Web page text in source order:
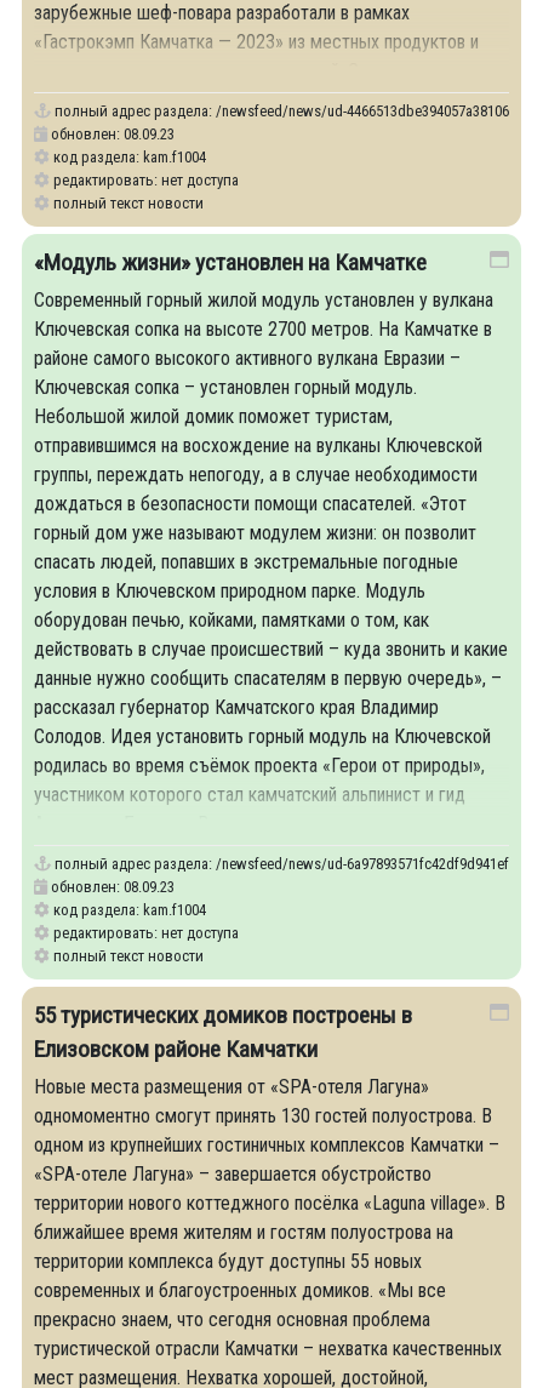
зарубежные шеф-повара разработали в рамках
«Гастрокэмп Камчатка — 2023» из местных продуктов и
полный адрес раздела: /newsfeed/news/ud-
обновлен: 08.09.23
код раздела: kam.f1004
редактировать: нет доступа
полный текст новости
«Модуль жизни» установлен на Камчатке
Современный горный жилой модуль установлен у вулкана
Ключевская сопка на высоте 2700 метров. На Камчатке в
районе самого высокого активного вулкана Евразии –
Ключевская сопка – установлен горный модуль.
Небольшой жилой домик поможет туристам,
отправившимся на восхождение на вулканы Ключевской
группы, переждать непогоду, а в случае необходимости
дождаться в безопасности помощи спасателей. «Этот
горный дом уже называют модулем жизни: он позволит
спасать людей, попавших в экстремальные погодные
условия в Ключевском природном парке. Модуль
оборудован печью, койками, памятками о том, как
действовать в случае происшествий – куда звонить и какие
данные нужно сообщить спасателям в первую очередь», –
рассказал губернатор Камчатского края Владимир
Солодов. Идея установить горный модуль на Ключевской
родилась во время съёмок проекта «Герои от природы»,
участником которого стал камчатский альпинист и гид
полный адрес раздела: /newsfeed/news/ud-
обновлен: 08.09.23
код раздела: kam.f1004
редактировать: нет доступа
полный текст новости
55 туристических домиков построены в
Елизовском районе Камчатки
Новые места размещения от «SPA-отеля Лагуна»
одномоментно смогут принять 130 гостей полуострова. В
одном из крупнейших гостиничных комплексов Камчатки –
«SPA-отеле Лагуна» – завершается обустройство
территории нового коттеджного посёлка «Laguna village». В
ближайшее время жителям и гостям полуострова на
территории комплекса будут доступны 55 новых
современных и благоустроенных домиков. «Мы все
прекрасно знаем, что сегодня основная проблема
туристической отрасли Камчатки – нехватка качественных
мест размещения. Нехватка хорошей, достойной,